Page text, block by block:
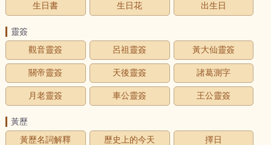
生日書 生日花 出生日
靈簽
觀音靈簽
呂祖靈簽 黃大仙靈簽
關帝靈簽 天後靈簽 諸葛測字
月老靈簽 車公靈簽 王公靈簽
黃歷
黃歷名詞解釋
歷史上的今天 擇日